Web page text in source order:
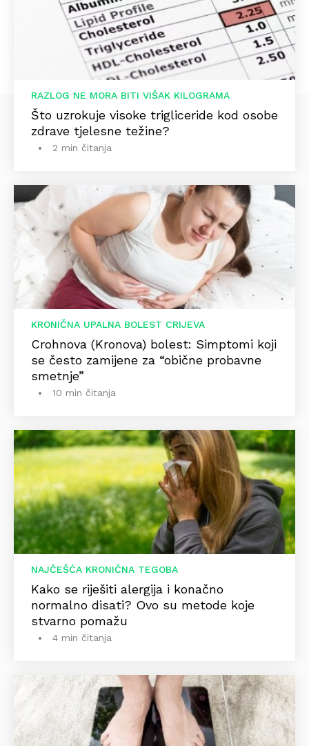
RAZLOG NE MORA BITI VIŠAK KILOGRAMA
Što uzrokuje visoke trigliceride kod osobe
zdrave tjelesne težine?
2 min čitanja
KRONIČNA UPALNA BOLEST CRIJEVA
Crohnova (Kronova) bolest: Simptomi koji
se često zamijene za “obične probavne
smetnje”
10 min čitanja
NAJČEŠĆA KRONIČNA TEGOBA
Kako se riješiti alergija i konačno
normalno disati? Ovo su metode koje
stvarno pomažu
4 min čitanja